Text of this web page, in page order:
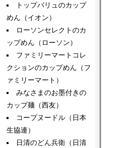
トップバリュのカップ
めん（イオン）
ローソンセレクトのカ
ップめん（ローソン）
ファミリーマートコレ
クションのカップめん（フ
ァミリーマート）
みなさまのお墨付きの
カップ麺（西友）
コープヌードル（日本
生協連）
日清のどん兵衛（日清